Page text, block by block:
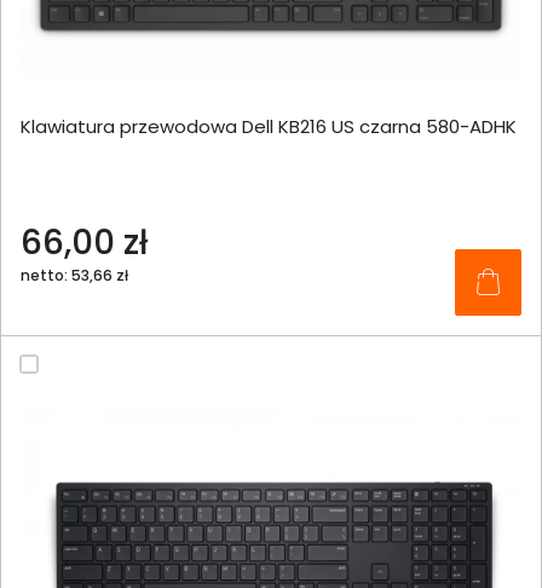
Klawiatura przewodowa Dell KB216 US czarna 580-ADHK
66,00 zł
netto: 53,66 zł